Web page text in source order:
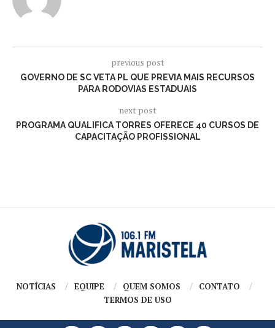
previous post
GOVERNO DE SC VETA PL QUE PREVIA MAIS RECURSOS
PARA RODOVIAS ESTADUAIS
next post
PROGRAMA QUALIFICA TORRES OFERECE 40 CURSOS DE
CAPACITAÇÃO PROFISSIONAL
NOTÍCIAS EQUIPE QUEM SOMOS
CONTATO
TERMOS DE USO